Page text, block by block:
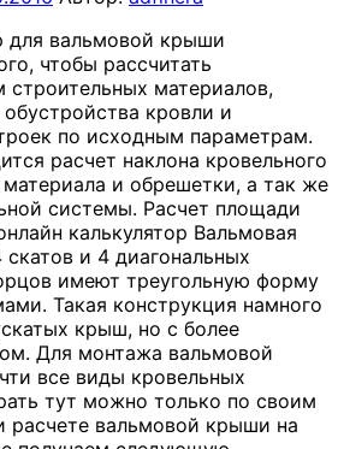
для вальмовой крыши
чтобы рассчитать
материалов,
кровли и
по исходным параметрам.
расчет наклона кровельного
материала и обрешетки, а так же
системы. Расчет площади
калькулятор Вальмовая
и 4 диагональных
имеют треугольную форму
Такая конструкция намного
крыш, но с более
Для монтажа вальмовой
все виды кровельных
тут можно только по своим
расчете вальмовой крыши на